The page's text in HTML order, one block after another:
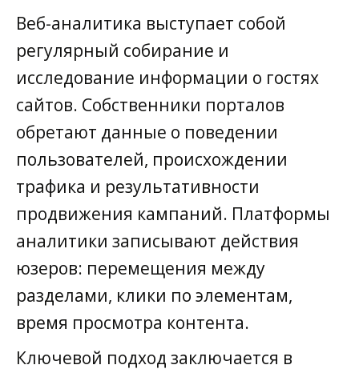
Веб-аналитика выступает собой
регулярный собирание и
исследование информации о гостях
сайтов. Собственники порталов
обретают данные о поведении
пользователей, происхождении
трафика и результативности
продвижения кампаний. Платформы
аналитики записывают действия
юзеров: перемещения между
разделами, клики по элементам,
время просмотра контента.
Ключевой подход заключается в